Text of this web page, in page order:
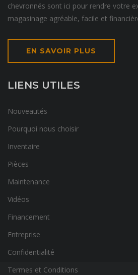
chevronnés sont ici pour rendre votre
magasinage agréable, facile et
EN SAVOIR PLUS
LIENS UTILES
Nouveautés
Pourquoi nous choisir
Inventaire
Pièces
Maintenance
Vidéos
Financement
Entreprise
Confidentialité
Termes et Conditions